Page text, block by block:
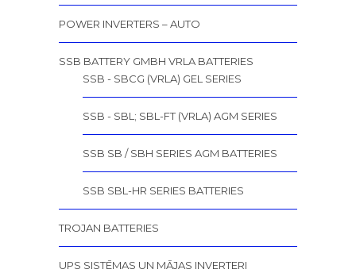
POWER INVERTERS – AUTO
SSB BATTERY GMBH VRLA BATTERIES
SSB - SBCG (VRLA) GEL SERIES
SSB - SBL; SBL-FT (VRLA) AGM SERIES
SSB SB / SBH SERIES AGM BATTERIES
SSB SBL-HR SERIES BATTERIES
TROJAN BATTERIES
UPS SISTĒMAS UN MĀJAS INVERTERI